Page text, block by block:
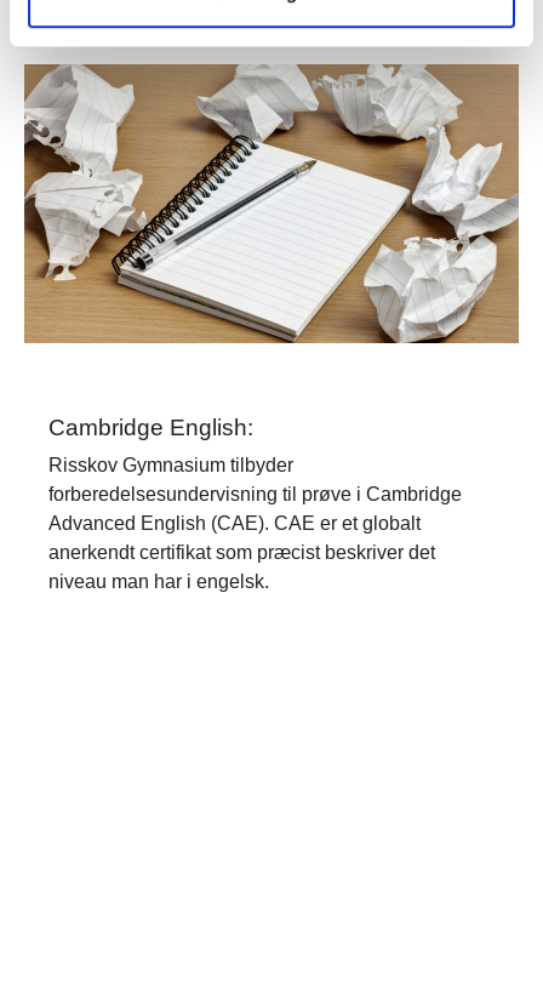
Cambridge English:
Risskov Gymnasium tilbyder
forberedelsesundervisning til prøve i Cambridge
Advanced English (CAE). CAE er et globalt
anerkendt certifikat som præcist beskriver det
niveau man har i engelsk.